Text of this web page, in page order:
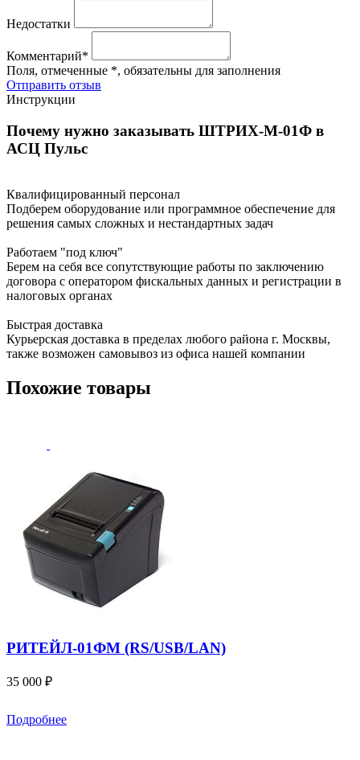
Недостатки
Комментарий*
Поля, отмеченные *, обязательны для заполнения
Отправить отзыв
Инструкции
Почему нужно заказывать ШТРИХ-М-01Ф в
АСЦ Пульс
Квалифицированный персонал
Подберем оборудование или программное обеспечение для
решения самых сложных и нестандартных задач
Работаем "под ключ"
Берем на себя все сопутствующие работы по заключению
договора с оператором фискальных данных и регистрации в
налоговых органах
Быстрая доставка
Курьерская доставка в пределах любого района г. Москвы,
также возможен самовывоз из офиса нашей компании
Похожие товары
РИТЕЙЛ-01ФМ (RS/USB/LAN)
35 000 ₽
Подробнее